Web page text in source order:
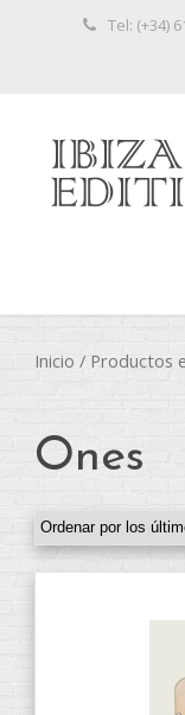
Tel: (+34)
Inicio / Productos
Ones